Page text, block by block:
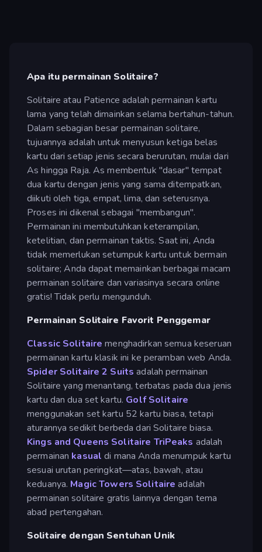
Apa itu permainan Solitaire?
Solitaire atau Patience adalah permainan kartu
lama yang telah dimainkan selama bertahun-tahun.
Dalam sebagian besar permainan solitaire,
tujuannya adalah untuk menyusun ketiga belas
kartu dari setiap jenis secara berurutan, mulai dari
As hingga Raja. As membentuk "dasar" tempat
dua kartu dengan jenis yang sama ditempatkan,
diikuti oleh tiga, empat, lima, dan seterusnya.
Proses ini dikenal sebagai "membangun".
Permainan ini membutuhkan keterampilan,
ketelitian, dan permainan taktis. Saat ini, Anda
tidak memerlukan setumpuk kartu untuk bermain
solitaire; Anda dapat memainkan berbagai macam
permainan solitaire dan variasinya secara online
gratis! Tidak perlu mengunduh.
Permainan Solitaire Favorit Penggemar
Classic Solitaire menghadirkan semua keseruan
permainan kartu klasik ini ke peramban web Anda.
Spider Solitaire 2 Suits adalah permainan
Solitaire yang menantang, terbatas pada dua jenis
kartu dan dua set kartu. Golf Solitaire
menggunakan set kartu 52 kartu biasa, tetapi
aturannya sedikit berbeda dari Solitaire biasa.
Kings and Queens Solitaire TriPeaks adalah
permainan kasual di mana Anda menumpuk kartu
sesuai urutan peringkat—atas, bawah, atau
keduanya. Magic Towers Solitaire adalah
permainan solitaire gratis lainnya dengan tema
abad pertengahan.
Solitaire dengan Sentuhan Unik